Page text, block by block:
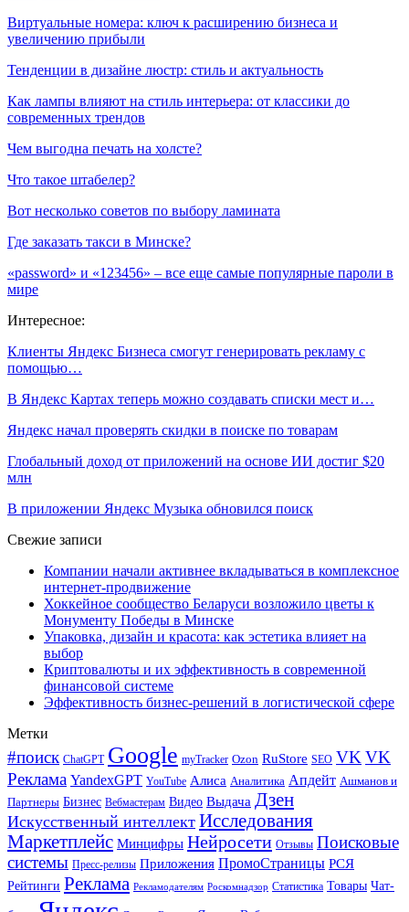
Виртуальные номера: ключ к расширению бизнеса и
увеличению прибыли
Тенденции в дизайне люстр: стиль и актуальность
Как лампы влияют на стиль интерьера: от классики до
современных трендов
Чем выгодна печать на холсте?
Что такое штабелер?
Вот несколько советов по выбору ламината
Где заказать такси в Минске?
«password» и «123456» – все еще самые популярные пароли в
мире
Интересное:
Клиенты Яндекс Бизнеса смогут генерировать рекламу с
помощью…
В Яндекс Картах теперь можно создавать списки мест и…
Яндекс начал проверять скидки в поиске по товарам
Глобальный доход от приложений на основе ИИ достиг $20
млн
В приложении Яндекс Музыка обновился поиск
Свежие записи
Компании начали активнее вкладываться в комплексное
интернет-продвижение
Хоккейное сообщество Беларуси возложило цветы к
Монументу Победы в Минске
Упаковка, дизайн и красота: как эстетика влияет на
выбор
Криптовалюты и их эффективность в современной
финансовой системе
Эффективность бизнес-решений в логистической сфере
Метки
#поиск ChatGPT Google myTracker Ozon RuStore SEO VK VK
Реклама YandexGPT YouTube Алиса Аналитика Апдейт Ашманов и
Партнеры Бизнес Вебмастерам Видео Выдача Дзен
Искусственный интеллект Исследования
Маркетплейс Минцифры Нейросети Отзывы Поисковые
системы Пресс-релизы Приложения ПромоСтраницы РСЯ
Рейтинги Реклама Рекламодателям Роскомнадзор Статистика Товары Чат-